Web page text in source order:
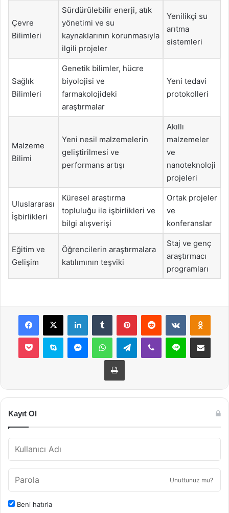
Çevre
Bilimleri
Sürdürülebilir enerji, atık
yönetimi ve su
kaynaklarının korunmasıyla
ilgili projeler
Yenilikçi su
arıtma
sistemleri
Sağlık
Bilimleri
Genetik bilimler, hücre
biyolojisi ve
farmakolojideki
araştırmalar
Yeni tedavi
protokolleri
Malzeme
Bilimi
Yeni nesil malzemelerin
geliştirilmesi ve
performans artışı
Akıllı
malzemeler
ve
nanoteknoloji
projeleri
Uluslararası
İşbirlikleri
Küresel araştırma
topluluğu ile işbirlikleri ve
bilgi alışverişi
Ortak projeler
ve
konferanslar
Eğitim ve
Gelişim
Öğrencilerin araştırmalara
katılımının teşviki
Staj ve genç
araştırmacı
programları
Facebook
X LinkedInTumblr PinterestReddit VKontakte
Pocket Skype MessengerWhatsAppTelegramViber Line E-Posta ile
Yazdır
Kayıt Ol
Unuttunuz mu?
Beni hatırla